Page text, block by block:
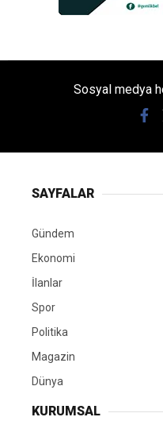
Sosyal medya
SAYFALAR
Gündem
Ekonomi
İlanlar
Spor
Politika
Magazin
Dünya
KURUMSAL